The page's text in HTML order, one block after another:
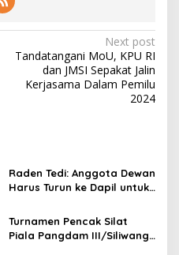
Next post
Tandatangani MoU, KPU RI
dan JMSI Sepakat Jalin
Kerjasama Dalam Pemilu
2024
Raden Tedi: Anggota Dewan
Harus Turun ke Dapil untuk
Pembangunan Jabar
Turnamen Pencak Silat
Piala Pangdam III/Siliwangi